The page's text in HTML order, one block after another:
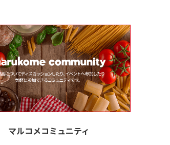
マルコメコミュニティ